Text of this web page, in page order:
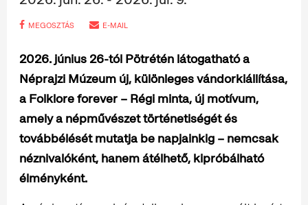
MEGOSZTÁS E-MAIL
2026. június 26-tól Pötrétén látogatható a
Néprajzi Múzeum új, különleges vándorkiállítása,
a Folklore forever – Régi minta, új motívum,
amely a népművészet történetiségét és
továbbélését mutatja be napjainkig – nemcsak
néznivalóként, hanem átélhető, kipróbálható
élményként.